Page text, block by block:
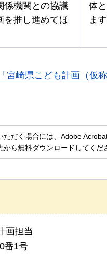
係機関との協議
を推し進めてほ
体
ます
宮崎県こども計画（仮
ただく場合には、Adobe
ら無料ダウンロードしてくだ
画担当
番1号